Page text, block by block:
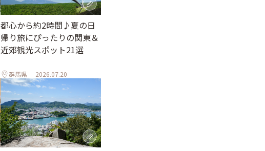
都心から約2時間♪夏の日
帰り旅にぴったりの関東＆
近郊観光スポット21選
群馬県 2026.07.20